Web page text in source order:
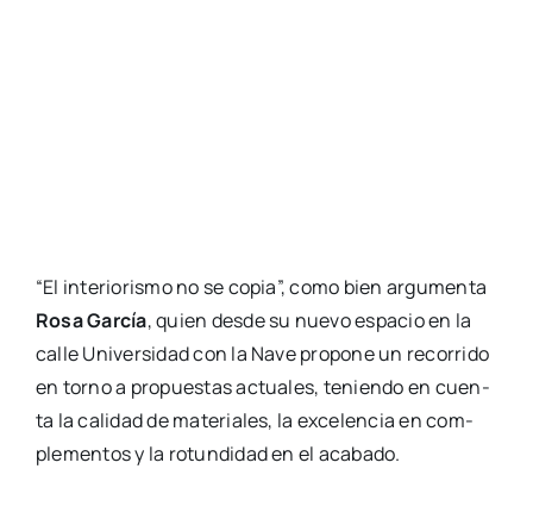
“El inte­rio­ris­mo no se copia”, como bien argu­men­ta
Rosa Gar­cía, quien des­de su nue­vo espa­cio en la
calle Uni­ver­si­dad con la Nave pro­po­ne un reco­rri­do
en torno a pro­pues­tas actua­les, tenien­do en cuen­
ta la cali­dad de mate­ria­les, la exce­len­cia en com­
ple­men­tos y la rotun­di­dad en el aca­ba­do.